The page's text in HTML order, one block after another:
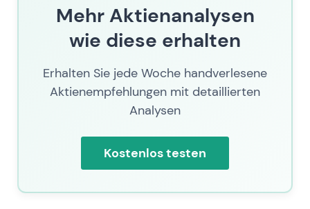
Mehr Aktienanalysen
wie diese erhalten
Erhalten Sie jede Woche handverlesene
Aktienempfehlungen mit detaillierten
Analysen
Kostenlos testen